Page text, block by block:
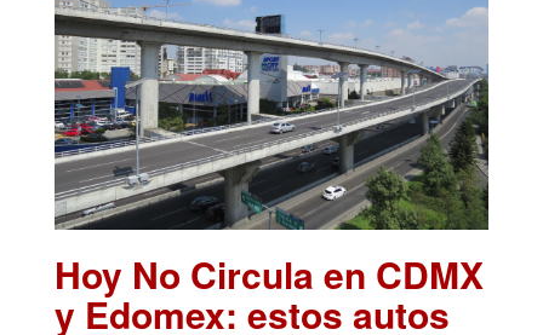
Hoy No Circula en CDMX
y Edomex: estos autos